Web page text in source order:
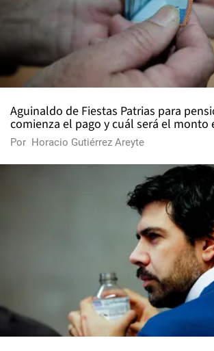
Aguinaldo de Fiestas Patrias para
comienza el pago y cuál será el monto
Por Horacio Gutiérrez Areyte